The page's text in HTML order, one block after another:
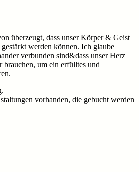
überzeugt, dass unser Körper & Geist
werden können. Ich glaube
verbunden sind&dass unser Herz
brauchen, um ein erfülltes und
vorhanden, die gebucht werden